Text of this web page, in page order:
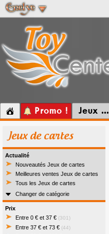
Promo ! Jeux ...
Jeux de cartes
Actualité
Nouveautés Jeux de cartes
Meilleures ventes Jeux de cartes
Tous les Jeux de cartes
Changer de catégorie
Prix
Entre 0 € et 37 € (301)
Entre 37 € et 73 € (44)